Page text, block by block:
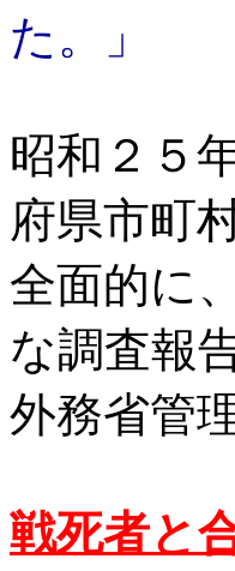
た。」
昭和２５
府県市町
全面的に
な調査報
外務省管
戦死者と